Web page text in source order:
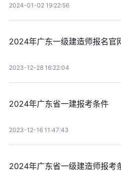
2024-01-02 19:22:56
2024年广东一级建造师报名官
2023-12-28 16:22:04
2024年广东省一建报考条件
2023-12-16 11:47:43
2024年广东省一级建造师报考